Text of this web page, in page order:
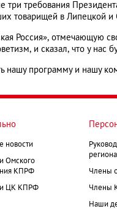
три требования
товарищей в Липецкой и
Россия»,
и сказал, что у нас
нашу программу и нашу
новости
Омского
КПРФ
ЦК КПРФ
Члены
Члены
Наши